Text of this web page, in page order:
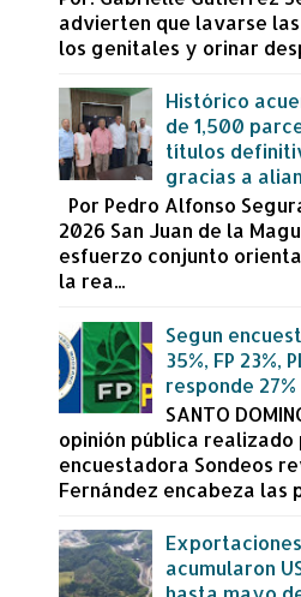
advierten que lavarse
los genitales y orinar
Histórico
de 1,500
títulos
gracias a
Por Pedro Alfonso
2026 San Juan de la
esfuerzo conjunto
la rea...
Segun
35%, FP 23%,
responde 27%
SANTO
opinión pública
encuestadora Sondeos
Fernández encabeza las
acumularon